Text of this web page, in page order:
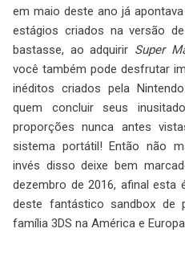
em maio deste ano já
estágios criados na versão
bastasse, ao adquirir Super
você também pode desfrutar
inéditos criados pela
quem concluir seus
proporções nunca antes
sistema portátil! Então não
invés disso deixe bem
dezembro de 2016, afinal esta
deste fantástico sandbox de
família 3DS na América e Europa.